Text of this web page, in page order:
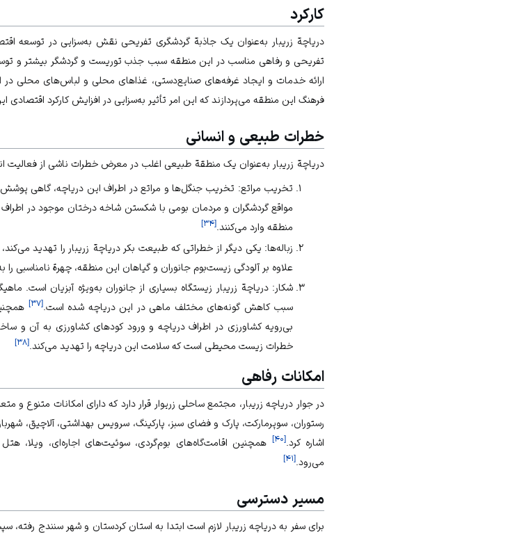
کارکرد
دریاچة زریبار به‌عنوان یک جاذبة گردشگری تفریحی نقش ‌به‌سزایی در توسعه
تفریحی و رفاهی مناسب در این منطقه سبب جذب توریست و گردشگر بیشتر و
ارائه خدمات و ایجاد غرفه‌های صنایع‌دستی، غذا‌های محلی و لباس‌های محلی در
فرهنگ این منطقه می‌پردازند که این امر تأثیر به‌سزایی در افزایش کارکرد
خطرات طبیعی و انسانی
دریاچة زریبار به‌عنوان یک منطقة طبیعی اغلب در معرض خطرات ناشی از فعالیت
تخریب مراتع: تخریب جنگل‌ها و مراتع در اطراف این دریاچه، گاهی
مواقع گردشگران و مردمان بومی با شکستن شاخه درختان موجود در
منطقه وارد می‌کنند.[۳۴]
زباله‌ها: یکی دیگر از خطراتی که طبیعت بکر دریاچة زریبار را تهدید
علاوه بر آلودگی زیست‌بوم جانوران و گیاهان این منطقه، چهرة نا‌مناسبی را
شکار: دریاچة زریبار زیستگاه بسیاری از جانوران به‌ویژه آبزیان است.
سبب کاهش گونه‌های مختلف ماهی در این دریاچه شده است.[۳۷]
بی‌رویهکشاورزی در اطراف دریاچه و ورود کودهای کشاورزی به آن و
خطرات زیست محیطی است که سلامت این دریاچه را تهدید می‌کند. [۳۸]
امکانات رفاهی
در جوار دریاچه زریبار، مجتمع ساحلی زریوار قرار دارد که دارای امکانات متنوع و
رستوران، سوپر‌مارکت، پارک و فضای سبز، پارکینگ، سرویس بهداشتی، آلاچیق،
اشاره کرد.[۴۰]
همچنین اقامت‌گاه‌های بوم‌گردی، سوئیت‌های اجاره‌ای، ویلا، هتل
می‌رود.[۴۱]
مسیر دسترسی
برای سفر به دریاچه زریبار لازم است ابتدا به استانکردستان و شهر سنندج رفته،